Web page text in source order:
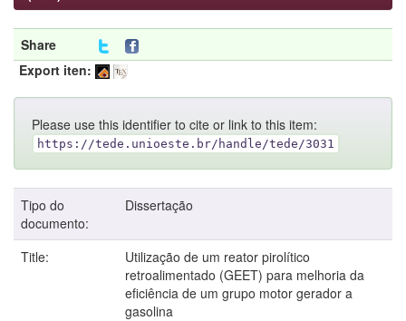
Share
Export iten:
Please use this identifier to cite or link to this item:
https://tede.unioeste.br/handle/tede/3031
Tipo do
documento:
Dissertação
Title:
Utilização de um reator pirolítico
retroalimentado (GEET) para melhoria da
eficiência de um grupo motor gerador a
gasolina